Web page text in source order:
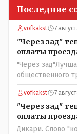
Последние
vofkakst 7
"Через зад"
оплаты
"Через
общественного
vofkakst 7
"Через зад"
оплаты
Дикари. Слово